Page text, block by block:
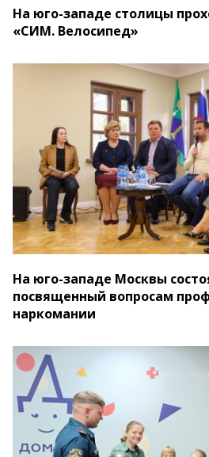
На юго-западе столицы
«СИМ. Велосипед»
На юго-западе Москвы
посвященный вопросам
наркомании